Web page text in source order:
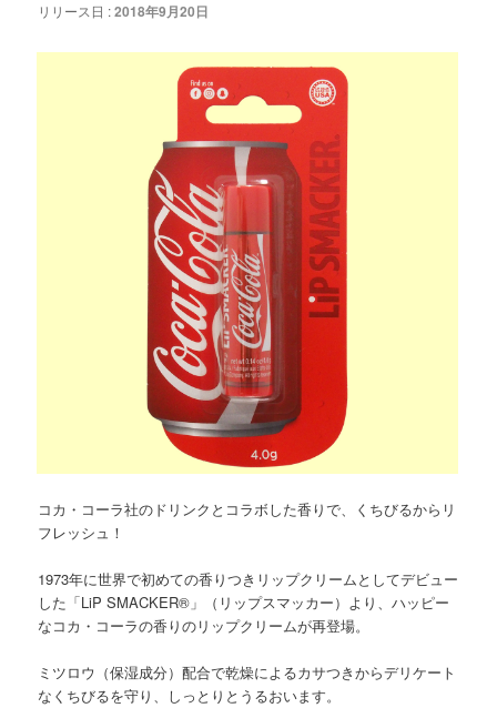
リリース日 :2018年9月20日
コカ・コーラ社のドリンクとコラボした香りで、くちびるからリ
フレッシュ！
1973年に世界で初めての香りつきリップクリームとしてデビュー
した「LiP SMACKER®」（リップスマッカー）より、ハッピー
なコカ・コーラの香りのリップクリームが再登場。
ミツロウ（保湿成分）配合で乾燥によるカサつきからデリケート
なくちびるを守り、しっとりとうるおいます。